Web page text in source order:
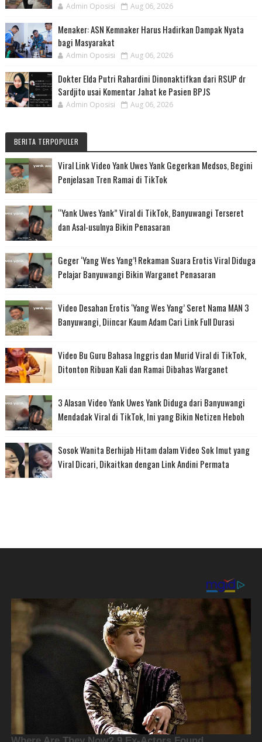
Admin Oposisi Aug 06, 2026
Menaker: ASN Kemnaker Harus Hadirkan Dampak Nyata
bagi Masyarakat
Admin Oposisi Aug 06, 2026
Dokter Elda Putri Rahardini Dinonaktifkan dari RSUP dr
Sardjito usai Komentar Jahat ke Pasien BPJS
Admin Oposisi Aug 06, 2026
BERITA TERPOPULER
Viral Link Video Yank Uwes Yank Gegerkan Medsos, Begini
Penjelasan Tren Ramai di TikTok
“Yank Uwes Yank” Viral di TikTok, Banyuwangi Terseret
dan Asal-usulnya Bikin Penasaran
Geger ‘Yang Wes Yang’! Rekaman Suara Erotis Viral Diduga
Pelajar Banyuwangi Bikin Warganet Penasaran
Video Desahan Erotis ‘Yang Wes Yang’ Seret Nama MAN 3
Banyuwangi, Diincar Kaum Adam Cari Link Full Durasi
Video Bu Guru Bahasa Inggris dan Murid Viral di TikTok,
Ditonton Ribuan Kali dan Ramai Dibahas Warganet
3 Alasan Video Yank Uwes Yank Diduga dari Banyuwangi
Mendadak Viral di TikTok, Ini yang Bikin Netizen Heboh
Sosok Wanita Berhijab Hitam dalam Video Sok Imut yang
Viral Dicari, Dikaitkan dengan Link Andini Permata